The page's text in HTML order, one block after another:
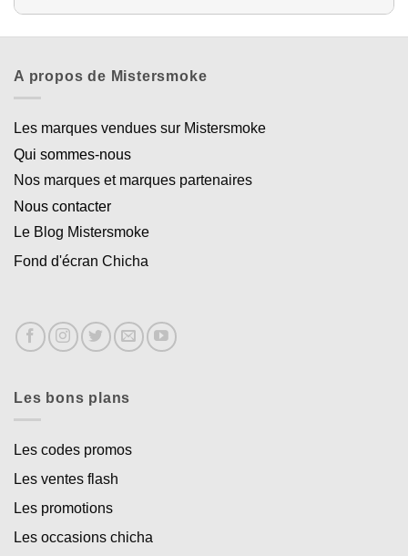
A propos de Mistersmoke
Les marques vendues sur Mistersmoke
Qui sommes-nous
Nos marques et marques partenaires
Nous contacter
Le Blog Mistersmoke
Fond d'écran Chicha
Les bons plans
Les codes promos
Les ventes flash
Les promotions
Les occasions chicha